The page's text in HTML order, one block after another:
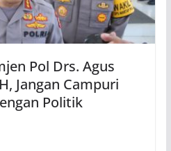
Pol Drs. Agus
Jangan Campuri
Politik